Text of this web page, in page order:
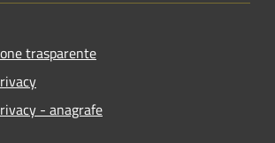
trasparente
- anagrafe